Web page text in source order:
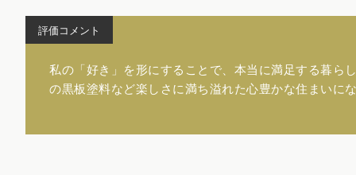
評価コメント
私の「好き」を形にすることで、本当に満足する暮ら
の黒板塗料など楽しさに満ち溢れた心豊かな住まいに